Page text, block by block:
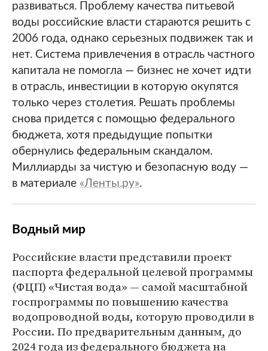
развиваться. Проблему качества питьевой
воды российские власти стараются решить с
2006 года, однако серьезных подвижек так и
нет. Система привлечения в отрасль частного
капитала не помогла — бизнес не хочет идти
в отрасль, инвестиции в которую окупятся
только через столетия. Решать проблемы
снова придется с помощью федерального
бюджета, хотя предыдущие попытки
обернулись федеральным скандалом.
Миллиарды за чистую и безопасную воду —
в материале «Ленты.ру».
Водный мир
Российские власти представили проект
паспорта федеральной целевой программы
(ФЦП) «Чистая вода» — самой масштабной
госпрограммы по повышению качества
водопроводной воды, которую проводили в
России. По предварительным данным, до
2024 года из федерального бюджета на